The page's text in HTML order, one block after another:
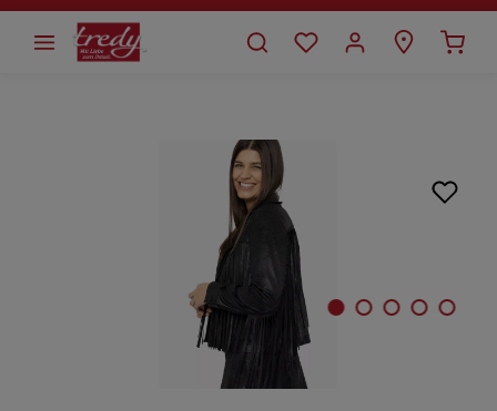
springen